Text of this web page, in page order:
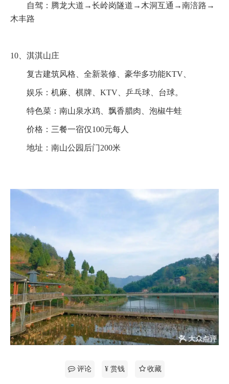
自驾：腾龙大道→长岭岗隧道→木洞互通→南涪路→
木丰路
10、淇淇山庄
复古建筑风格、全新装修、豪华多功能KTV、
娱乐：机麻、棋牌、KTV、乒乓球、台球。
特色菜：南山泉水鸡、飘香腊肉、泡椒牛蛙
价格：三餐一宿仅100元每人
地址：南山公园后门200米
评论 ¥ 赏钱 收藏